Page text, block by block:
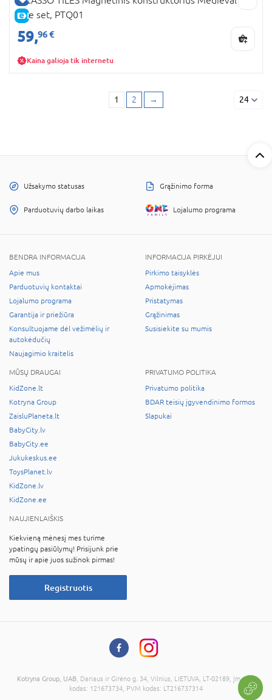
E-KAINA
Age set, PTQ01
59,96 €
Kaina galioja tik internetu
1 2 → 24
Užsakymo statusas Grąžinimo forma
Parduotuvių darbo laikas Lojalumo programa
BENDRA INFORMACIJA
Apie mus
Parduotuvių kontaktai
Lojalumo programa
Garantija ir priežiūra
Konsultuojame dėl vežimėlių ir
autokėdučių
Naujagimio kraitelis
INFORMACIJA PIRKĖJUI
Pirkimo taisyklės
Apmokėjimas
Pristatymas
Grąžinimas
Susisiekite su mumis
MŪSŲ DRAUGAI
KidZone.lt
Kotryna Group
ZaisluPlaneta.lt
BabyCity.lv
BabyCity.ee
Jukukeskus.ee
ToysPlanet.lv
KidZone.lv
KidZone.ee
PRIVATUMO POLITIKA
Privatumo politika
BDAR teisių įgyvendinimo formos
Slapukai
NAUJIENLAIŠKIS
Kiekvieną mėnesį mes turime
ypatingų pasiūlymų! Prisijunk prie
mūsų ir apie juos sužinok pirmas!
Registruotis
Kotryna Group, UAB , Dariaus ir Girėno g. 34, Vilnius, LIETUVA, LT-02189, Įmonės
kodas: 121673734, PVM kodas: LT216737314